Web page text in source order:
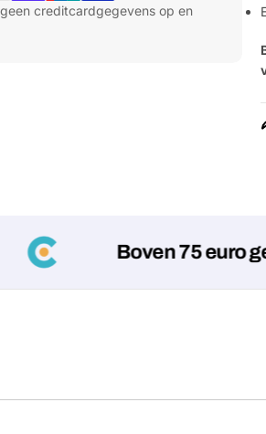
creditcardgegevens op en
Boven 75 euro geen